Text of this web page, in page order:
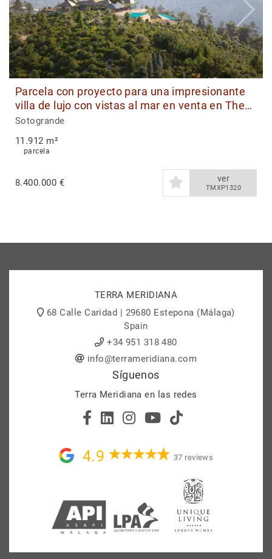
Parcela con proyecto para una impresionante
villa de lujo con vistas al mar en venta en The
Seven, Reserva de Sotogrande
Sotogrande
11.912 m²
parcela
8.400.000 € ver
TMXP1320
TERRA MERIDIANA
68 Calle Caridad | 29680 Estepona (Málaga)
Spain
+34 951 318 480
info@terrameridiana.com
Síguenos
Terra Meridiana en las redes
4.9 37 reviews